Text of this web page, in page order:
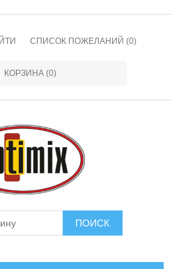
СПИСОК ПОЖЕЛАНИЙ (0)
КОРЗИНА (0)